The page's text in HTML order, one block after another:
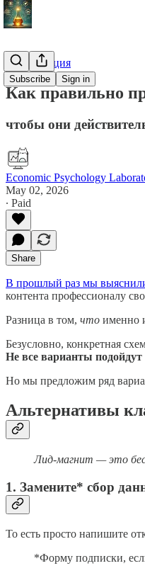
Subscribe Sign in
Монетизация
Как правильно
чтобы они
Economic Psychology
May 02, 2026
∙ Paid
Share
В прошлый раз мы
контента профессионалу
Разница в том, что именно
Безусловно, конкретная
Не все варианты
Но мы предложим ряд
Альтернативы
Лид-магнит — это
1. Замените* сбор
То есть просто напишите
*Форму подписки,